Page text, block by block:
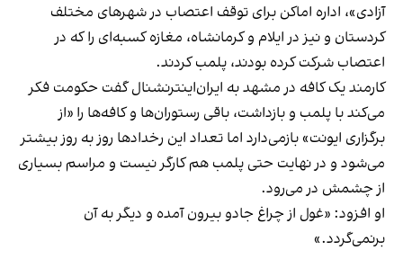
آزادی»، اداره اماکن برای توقف اعتصاب در شهرهای مختلف
کردستان و نیز در ایلام و کرمانشاه، مغازه کسبه‌ای را که در
اعتصاب شرکت کرده بودند، پلمب کردند.
کارمند یک کافه در مشهد به ایران‌اینترنشنال گفت حکومت فکر
می‌کند با پلمب و بازداشت، باقی رستوران‌ها و کافه‌ها را «از
برگزاری ایونت» بازمی‌دارد اما تعداد این رخدادها روز به روز بیشتر
می‌شود و در نهایت حتی پلمب هم کارگر نیست و مراسم بسیاری
از چشمش در می‌رود.
او افزود: «غول از چراغ جادو بیرون آمده و دیگر به آن
برنمی‎‌گردد.»